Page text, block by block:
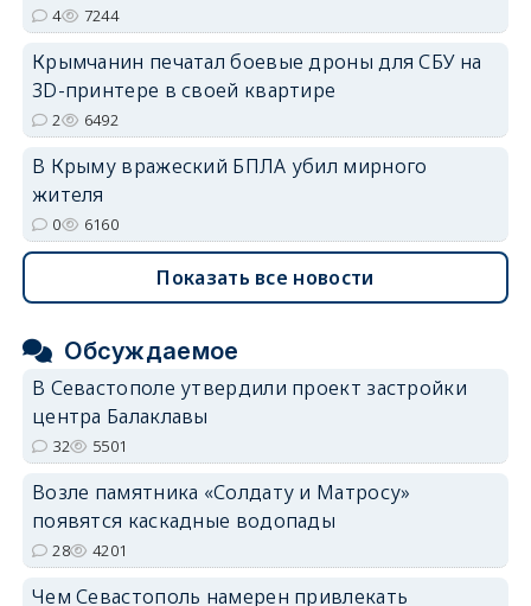
4 7244
Крымчанин печатал боевые дроны для СБУ на
3D-принтере в своей квартире
2 6492
В Крыму вражеский БПЛА убил мирного
жителя
0 6160
Показать все новости
Обсуждаемое
В Севастополе утвердили проект застройки
центра Балаклавы
32 5501
Возле памятника «Солдату и Матросу»
появятся каскадные водопады
28 4201
Чем Севастополь намерен привлекать